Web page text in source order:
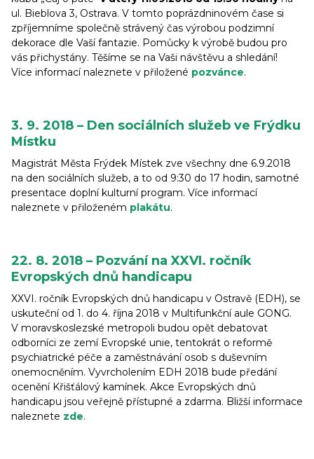
ul. Bieblova 3, Ostrava. V tomto poprázdninovém čase si
zpříjemníme společně strávený čas výrobou podzimní
dekorace dle Vaší fantazie. Pomůcky k výrobě budou pro
vás přichystány. Těšíme se na Vaši návštěvu a shledání!
Více informací naleznete v přiložené pozvánce.
3. 9. 2018 – Den sociálních služeb ve Frýdku
Místku
Magistrát Města Frýdek Místek zve všechny dne 6.9.2018
na den sociálních služeb, a to od 9:30 do 17 hodin, samotné
presentace doplní kulturní program. Více informací
naleznete v přiloženém plakátu.
22. 8. 2018 – Pozvání na XXVI. ročník
Evropských dnů handicapu
XXVI. ročník Evropských dnů handicapu v Ostravě (EDH), se
uskuteční od 1. do 4. října 2018 v Multifunkční aule GONG.
V moravskoslezské metropoli budou opět debatovat
odborníci ze zemí Evropské unie, tentokrát o reformě
psychiatrické péče a zaměstnávání osob s duševním
onemocněním. Vyvrcholením EDH 2018 bude předání
ocenění Křišťálový kamínek. Akce Evropských dnů
handicapu jsou veřejně přístupné a zdarma. Bližší informace
naleznete zde.